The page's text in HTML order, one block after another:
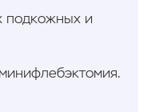
подкожных и